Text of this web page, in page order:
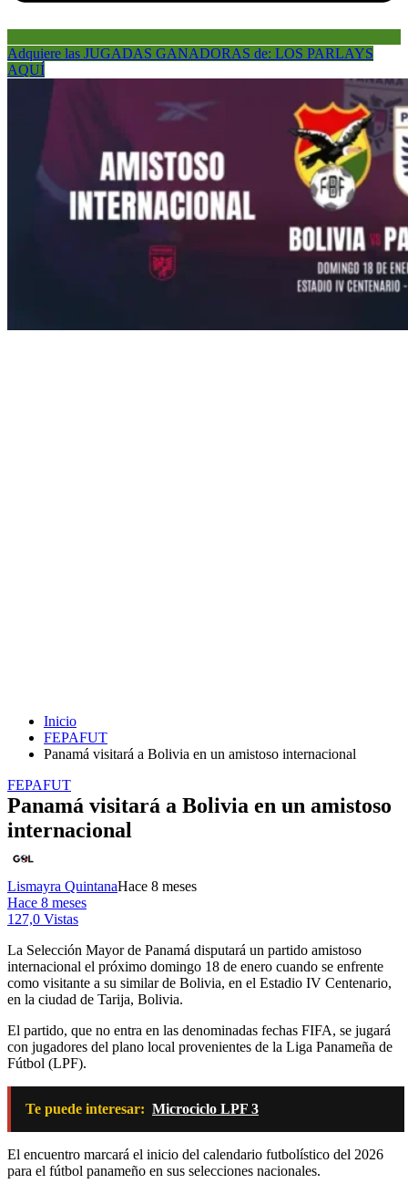
Adquiere las JUGADAS GANADORAS de: LOS PARLAYS
AQUÍ
Inicio
FEPAFUT
Panamá visitará a Bolivia en un amistoso internacional
FEPAFUT
Panamá visitará a Bolivia en un amistoso
internacional
Lismayra QuintanaHace 8 meses
Hace 8 meses
127,0 Vistas
La Selección Mayor de Panamá disputará un partido amistoso
internacional el próximo domingo 18 de enero cuando se enfrente
como visitante a su similar de Bolivia, en el Estadio IV Centenario,
en la ciudad de Tarija, Bolivia.
El partido, que no entra en las denominadas fechas FIFA, se jugará
con jugadores del plano local provenientes de la Liga Panameña de
Fútbol (LPF).
Te puede interesar: Microciclo LPF 3
El encuentro marcará el inicio del calendario futbolístico del 2026
para el fútbol panameño en sus selecciones nacionales.